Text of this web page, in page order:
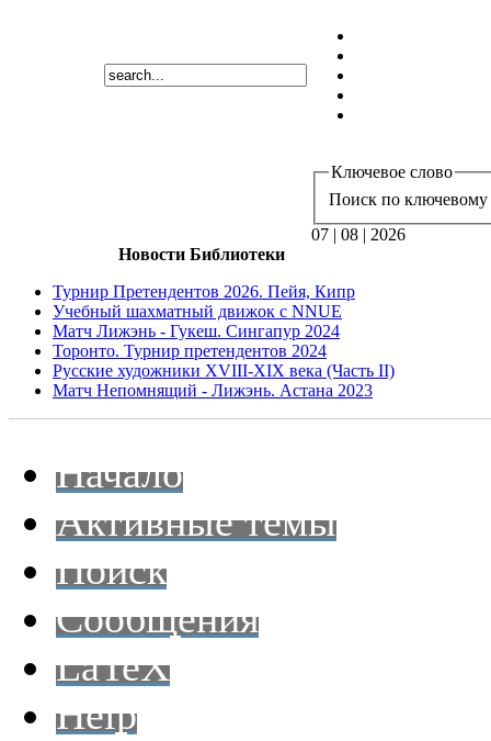
Ключевое слово
Поиск по ключевому
07 | 08 | 2026
Новости Библиотеки
Турнир Претендентов 2026. Пейя, Кипр
Учебный шахматный движок с NNUE
Матч Лижэнь - Гукеш. Сингапур 2024
Торонто. Турнир претендентов 2024
Русские художники XVIII-XIX века (Часть II)
Матч Непомнящий - Лижэнь. Астана 2023
Начало
Активные темы
Поиск
Сообщения
LaTeX
Help